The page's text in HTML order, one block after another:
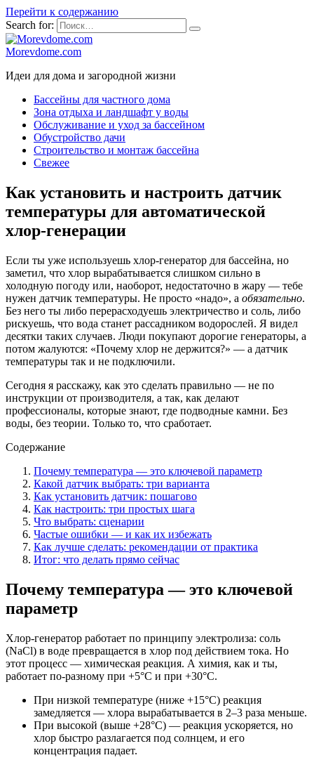
Перейти к содержанию
Search for:
Morevdome.com
Идеи для дома и загородной жизни
Бассейны для частного дома
Зона отдыха и ландшафт у воды
Обслуживание и уход за бассейном
Обустройство дачи
Строительство и монтаж бассейна
Свежее
Как установить и настроить датчик
температуры для автоматической
хлор-генерации
Если ты уже используешь хлор-генератор для бассейна, но
заметил, что хлор вырабатывается слишком сильно в
холодную погоду или, наоборот, недостаточно в жару — тебе
нужен датчик температуры. Не просто «надо», а обязательно.
Без него ты либо перерасходуешь электричество и соль, либо
рискуешь, что вода станет рассадником водорослей. Я видел
десятки таких случаев. Люди покупают дорогие генераторы, а
потом жалуются: «Почему хлор не держится?» — а датчик
температуры так и не подключили.
Сегодня я расскажу, как это сделать правильно — не по
инструкции от производителя, а так, как делают
профессионалы, которые знают, где подводные камни. Без
воды, без теории. Только то, что сработает.
Содержание
Почему температура — это ключевой параметр
Какой датчик выбрать: три варианта
Как установить датчик: пошагово
Как настроить: три простых шага
Что выбрать: сценарии
Частые ошибки — и как их избежать
Как лучше сделать: рекомендации от практика
Итог: что делать прямо сейчас
Почему температура — это ключевой
параметр
Хлор-генератор работает по принципу электролиза: соль
(NaCl) в воде превращается в хлор под действием тока. Но
этот процесс — химическая реакция. А химия, как и ты,
работает по-разному при +5°C и при +30°C.
При низкой температуре (ниже +15°C) реакция
замедляется — хлора вырабатывается в 2–3 раза меньше.
При высокой (выше +28°C) — реакция ускоряется, но
хлор быстро разлагается под солнцем, и его
концентрация падает.